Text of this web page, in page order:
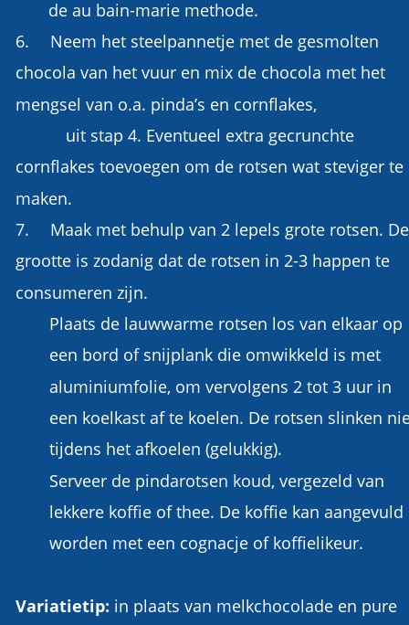
de au bain-marie methode.
6.
Neem het steelpannetje met de gesmolten
chocola van het vuur en mix de chocola met het
mengsel van o.a. pinda’s en cornflakes,
           uit stap 4. Eventueel extra gecrunchte
cornflakes toevoegen om de rotsen wat steviger te
maken.
7.
Maak met behulp van 2 lepels grote rotsen.
grootte is zodanig dat de rotsen in 2-3 happen te
consumeren zijn.
Plaats de lauwwarme rotsen los van elkaar op
een bord of snijplank die omwikkeld is met
aluminiumfolie, om vervolgens 2 tot 3 uur in
een koelkast af te koelen. De rotsen slinken
tijdens het afkoelen (gelukkig).
Serveer de pindarotsen koud, vergezeld van
lekkere koffie of thee. De koffie kan aangevuld
worden met een cognacje of koffielikeur.
Variatietip: in plaats van melkchocolade en pure